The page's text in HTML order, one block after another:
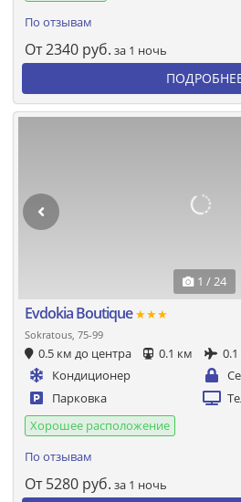
По отзывам
От2340 руб. за 1 ночь
1 / 24
Evdokia Boutique★★★
Sokratous, 75-99
0.5 км до центра 0.1 км
Кондиционер
Парковка
Хорошее расположение
По отзывам
От 5280 руб. за 1 ночь